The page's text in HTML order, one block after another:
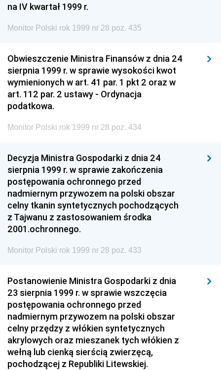
na IV kwartał 1999 r.
Monitor Polski rok 1999 nr 28 poz. 435
Obwieszczenie Ministra Finansów z dnia 24
sierpnia 1999 r. w sprawie wysokości kwot
wymienionych w art. 41 par. 1 pkt 2 oraz w
art. 112 par. 2 ustawy - Ordynacja
podatkowa.
Monitor Polski rok 1999 nr 28 poz. 434
Decyzja Ministra Gospodarki z dnia 24
sierpnia 1999 r. w sprawie zakończenia
postępowania ochronnego przed
nadmiernym przywozem na polski obszar
celny tkanin syntetycznych pochodzących
z Tajwanu z zastosowaniem środka
2001.ochronnego.
Monitor Polski rok 1999 nr 28 poz. 433
Postanowienie Ministra Gospodarki z dnia
23 sierpnia 1999 r. w sprawie wszczęcia
postępowania ochronnego przed
nadmiernym przywozem na polski obszar
celny przędzy z włókien syntetycznych
akrylowych oraz mieszanek tych włókien z
wełną lub cienką sierścią zwierzęcą,
pochodzącej z Republiki Litewskiej.